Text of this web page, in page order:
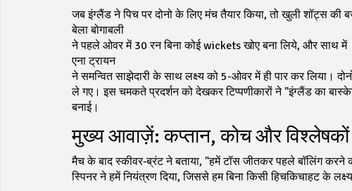
जब इंग्लैंड ने पिच पर दोनो के लिए मंच तैयार किया, तो खुली शॉट्स की
बेला बोगाबली
ने पहले ओवर में 30 रन बिना कोई wickets खोए बना लिये, और साथ में
एना ट्रायन
ने समन्वित साझेदारी के साथ लक्ष्य को 5-ओवर में ही पार कर लिया।
ले गए। इस चमकते प्रदर्शन को देखकर टिप्पणीकारों ने "इंग्लैंड का
बनाई।
मुख्य आवाज़ें: कप्तान, कोच और विश्लेषकों
मैच के बाद स्कीवर‑ब्रंट ने बताया, "हमें टॉस जीतकर पहले बॉलिंग करने
स्पिनर ने हमें नियंत्रण दिया, जिससे हम बिना किसी हिचकिचाहट के